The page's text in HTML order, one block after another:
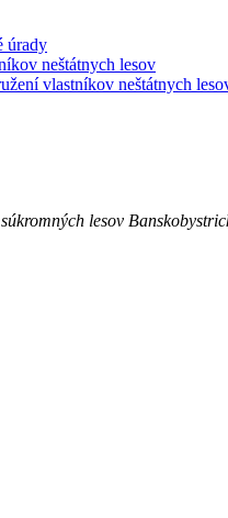
úrady
neštátnych lesov
vlastníkov neštátnych
lesov